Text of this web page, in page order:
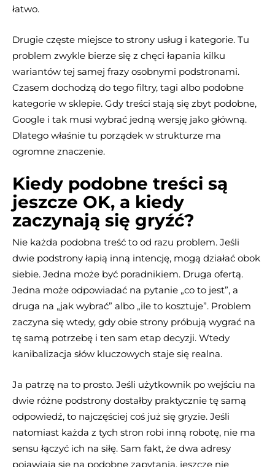
łatwo.
Drugie częste miejsce to strony usług i kategorie. Tu
problem zwykle bierze się z chęci łapania kilku
wariantów tej samej frazy osobnymi podstronami.
Czasem dochodzą do tego filtry, tagi albo podobne
kategorie w sklepie. Gdy treści stają się zbyt podobne,
Google i tak musi wybrać jedną wersję jako główną.
Dlatego właśnie tu porządek w strukturze ma
ogromne znaczenie.
Kiedy podobne treści są
jeszcze OK, a kiedy
zaczynają się gryźć?
Nie każda podobna treść to od razu problem. Jeśli
dwie podstrony łapią inną intencję, mogą działać obok
siebie. Jedna może być poradnikiem. Druga ofertą.
Jedna może odpowiadać na pytanie „co to jest”, a
druga na „jak wybrać” albo „ile to kosztuje”. Problem
zaczyna się wtedy, gdy obie strony próbują wygrać na
tę samą potrzebę i ten sam etap decyzji. Wtedy
kanibalizacja słów kluczowych staje się realna.
Ja patrzę na to prosto. Jeśli użytkownik po wejściu na
dwie różne podstrony dostałby praktycznie tę samą
odpowiedź, to najczęściej coś już się gryzie. Jeśli
natomiast każda z tych stron robi inną robotę, nie ma
sensu łączyć ich na siłę. Sam fakt, że dwa adresy
pojawiają się na podobne zapytania, jeszcze nie